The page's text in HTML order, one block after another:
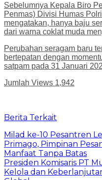
Sebelumnya Kepala Biro
Penmas) Divisi Humas
mengatakan, hanya baju
dari warna coklat muda
Perubahan seragam baru
bertepatan dengan
satpam pada 31 Januari
Jumlah Views 1,942
Berita Terkait
Milad ke-10 Pesantren
Primago, Pimpinan
Manfaat Tanpa Batas
Presiden Komisaris PT
Kelola dan